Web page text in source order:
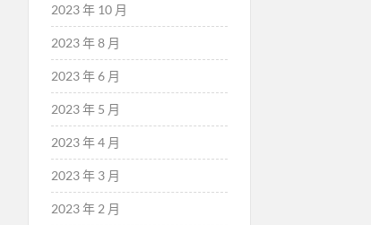
2023 年 10 月
2023 年 8 月
2023 年 6 月
2023 年 5 月
2023 年 4 月
2023 年 3 月
2023 年 2 月